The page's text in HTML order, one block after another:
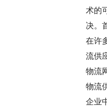
术的
决。
在许
流供
物流
物流
企业